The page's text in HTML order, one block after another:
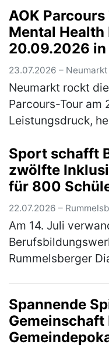
engagierten Team
star…(mehr)
AOK
Mental Health
20.09.2026
23.07.2026 – Neumarkt
Neumarkt rockt
Parcours-Tour
Leistungsdruck,
Neumarkt zum
Sport schafft
zwölfte
für 800
vielfältiges
22.07.2026 –
Am 14. Juli
Rummelsberger
(mehr)
Spannende
Gemeinschaft